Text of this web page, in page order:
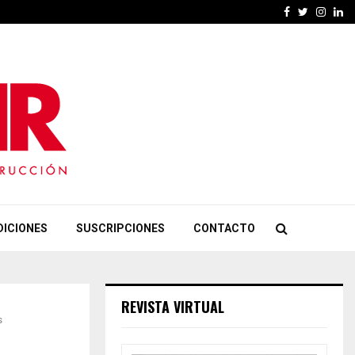
Facebook
Twitter
SUSCRIPCIONES CONTACTO
REVISTA VIRTUAL